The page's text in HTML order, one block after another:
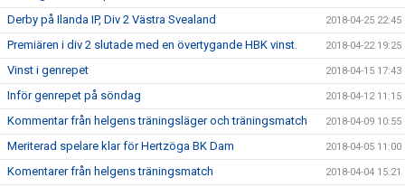
Derby på Ilanda IP, Div 2 Västra Svealand 2018-04-25 22:45
Premiären i div 2 slutade med en övertygande HBK vinst. 2018-04-22 19:25
Vinst i genrepet 2018-04-15 17:43
Inför genrepet på söndag 2018-04-12 11:15
Kommentar från helgens träningsläger och träningsmatch 2018-04-09 10:55
Meriterad spelare klar för Hertzöga BK Dam 2018-04-05 11:00
Komentarer från helgens träningsmatch 2018-04-04 15:21